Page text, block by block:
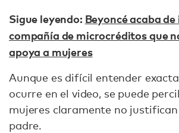
Sigue leyendo: Beyoncé acaba
compañía de microcréditos que
apoya a mujeres
Aunque es difícil entender
ocurre en el video, se puede
mujeres claramente no justifican
padre.